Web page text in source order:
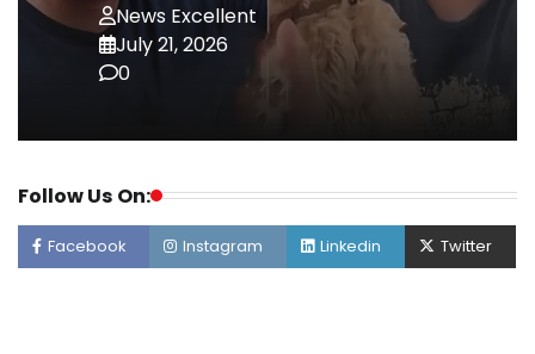
News Excellent
July 21, 2026
0
Follow Us On:
Facebook Instagram Linkedin Twitter